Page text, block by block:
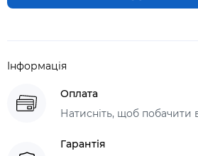
Інформація
Оплата
Натисніть, щоб побачити
Гарантія